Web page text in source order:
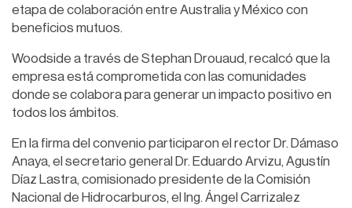
etapa de colaboración entre Australia y México con
beneficios mutuos.
Woodside a través de Stephan Drouaud, recalcó que la
empresa está comprometida con las comunidades
donde se colabora para generar un impacto positivo en
todos los ámbitos.
En la firma del convenio participaron el rector Dr. Dámaso
Anaya, el secretario general Dr. Eduardo Arvizu, Agustín
Díaz Lastra, comisionado presidente de la Comisión
Nacional de Hidrocarburos, el Ing. Ángel Carrizalez